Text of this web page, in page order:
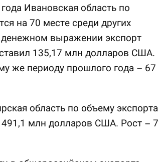
Ивановская область по
на 70 месте среди других
выражении экспорт
135,17 млн долларов США.
же периоду прошлого года – 67
область по объему экспорта
491,1 млн долларов США. Рост –